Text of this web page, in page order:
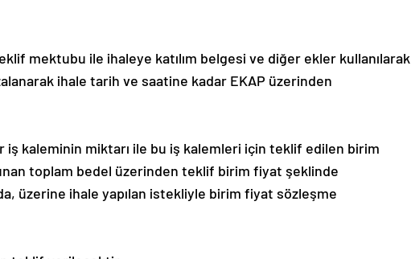
mektubu ile ihaleye katılım belgesi ve diğer ekler kullanılarak
ihale tarih ve saatine kadar EKAP üzerinden
kaleminin miktarı ile bu iş kalemleri için teklif edilen birim
toplam bedel üzerinden teklif birim fiyat şeklinde
üzerine ihale yapılan istekliyle birim fiyat sözleşme